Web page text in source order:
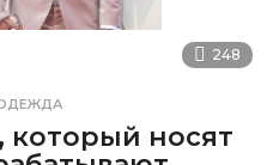
248
носят